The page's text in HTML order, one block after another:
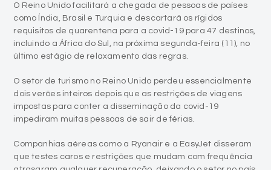
O Reino Unido facilitará a chegada de pessoas de países
como Índia, Brasil e Turquia e descartará os rígidos
requisitos de quarentena para a covid-19 para 47 destinos,
incluindo a África do Sul, na próxima segunda-feira (11), no
último estágio de relaxamento das regras.
O setor de turismo no Reino Unido perdeu essencialmente
dois verões inteiros depois que as restrições de viagens
impostas para conter a disseminação da covid-19
impediram muitas pessoas de sair de férias.
Companhias aéreas como a Ryanair e a EasyJet disseram
que testes caros e restrições que mudam com frequência